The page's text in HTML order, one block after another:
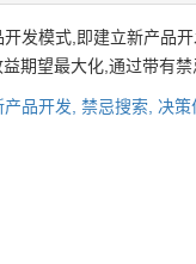
发模式,即建立新产品
期望最大化,通过带有
产品开发, 禁忌搜索, 决